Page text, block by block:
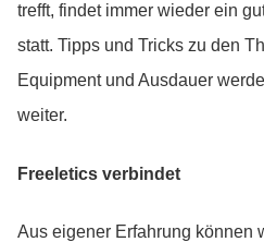
trefft, findet immer wieder ein
statt. Tipps und Tricks zu den
Equipment und Ausdauer
weiter.
Freeletics verbindet
Aus eigener Erfahrung können